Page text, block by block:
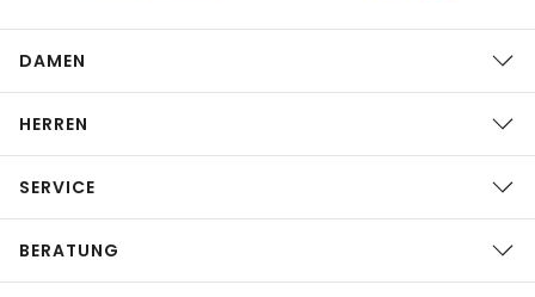
DAMEN
HERREN
SERVICE
BERATUNG